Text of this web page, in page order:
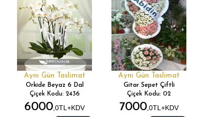
Aynı Gün Taslimat
Orkide Beyaz 6 Dal
Çiçek Kodu: 2436
6000,0TL+KDV
Aynı Gün Taslimat
Gitar Sepet Çiftli
Çiçek Kodu: 02
7000,0TL+KDV